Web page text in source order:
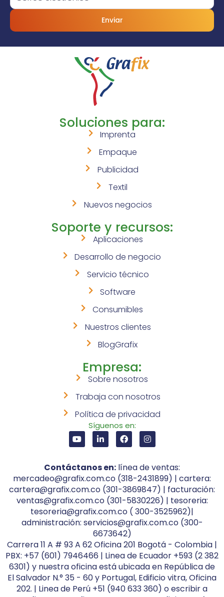
Enviar
Soluciones para:
Imprenta
Empaque
Publicidad
Textil
Nuevos negocios
Soporte y recursos:
Aplicaciones
Desarrollo de negocio
Servicio técnico
Software
Consumibles
Nuestros clientes
BlogGrafix
Empresa:
Sobre nosotros
Trabaja con nosotros
Política de privacidad
Síguenos en:
Contáctanos en: línea de ventas:
mercadeo@grafix.com.co (318-2431899) | cartera:
cartera@grafix.com.co (301-3869847) | facturación:
ventas@grafix.com.co (301-5830226) | tesoreria:
tesoreria@grafix.com.co ( 300-3525962)|
administración: servicios@grafix.com.co (300-
6673642)
Carrera 11 A # 93 A 62 Oficina 201 Bogotá - Colombia |
PBX: +57 (601) 7946466 | Linea de Ecuador +593 (2 382
6301) y nuestra oficina está ubicada en República de
El Salvador N.° 35 - 60 y Portugal, Edificio vitra, Oficina
202. | Linea de Perú +51 (940 633 360) o escribir a